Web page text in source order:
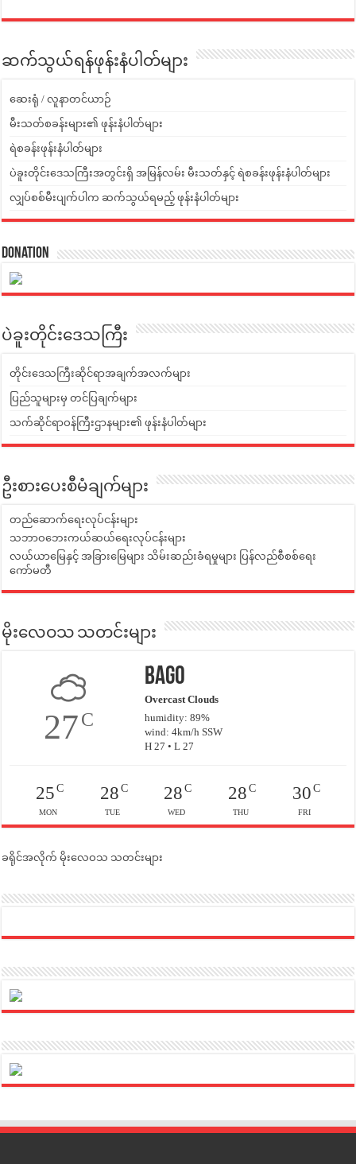
ဆက်သွယ်ရန်ဖုန်းနံပါတ်များ
ဆေးရုံ / လူနာတင်ယာဉ်
မီးသတ်စခန်းများ၏ ဖုန်းနံပါတ်များ
ရဲစခန်းဖုန်းနံပါတ်များ
ပဲခူးတိုင်းဒေသကြီးအတွင်းရှိ အမြန်လမ်း မီးသတ်နှင့် ရဲစခန်းဖုန်းနံပါတ်များ
လျှပ်စစ်မီးပျက်ပါက ဆက်သွယ်ရမည့် ဖုန်းနံပါတ်များ
Donation
ပဲခူးတိုင်းဒေသကြီး
တိုင်းဒေသကြီးဆိုင်ရာအချက်အလက်များ
ပြည်သူများမှ တင်ပြချက်များ
သက်ဆိုင်ရာဝန်ကြီးဌာနများ၏ ဖုန်းနံပါတ်များ
ဦးစားပေးစီမံချက်များ
တည်ဆောက်ရေးလုပ်ငန်းများ
သဘာဝဘေးကယ်ဆယ်ရေးလုပ်ငန်းများ
လယ်ယာမြေနှင့် အခြားမြေများ သိမ်းဆည်းခံရမှုများ ပြန်လည်စီစစ်ရေး
ကော်မတီ
မိုးလေဝသ သတင်းများ
27C
Bago
Overcast Clouds
humidity: 89%
wind: 4km/h SSW
H 27 • L 27
25C
MON
28C
TUE
28 C
WED
28C
THU
30C
FRI
ခရိုင်အလိုက် မိုးလေဝသ သတင်းများ